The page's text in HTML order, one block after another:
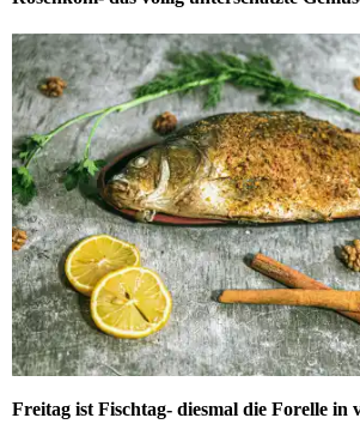
Freitag ist Fischtag- diesmal die Forelle in